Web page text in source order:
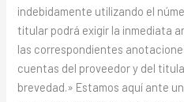
indebidamente utilizando el
titular podrá exigir la inmediata
las correspondientes
cuentas del proveedor y del
brevedad.» Estamos aquí ante